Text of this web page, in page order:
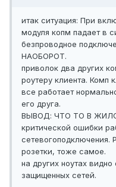
итак ситуация: При
модуля копм падает в
безпроводное
НАОБОРОТ.
приволок два других
роутеру клиента. Комп
все работает
его друга.
ВЫВОД: ЧТО ТО В
критической ошибки
сетевогоподключения.
розетки, тоже самое.
на других ноутах
защищенных сетей.